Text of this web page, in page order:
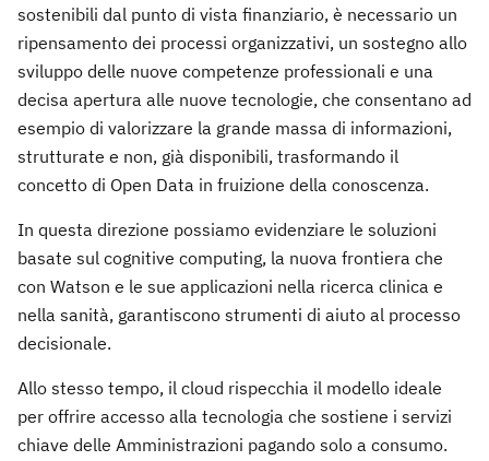
sostenibili dal punto di vista finanziario, è necessario un
ripensamento dei processi organizzativi, un sostegno allo
sviluppo delle nuove competenze professionali e una
decisa apertura alle nuove tecnologie, che consentano ad
esempio di valorizzare la grande massa di informazioni,
strutturate e non, già disponibili, trasformando il
concetto di Open Data in fruizione della conoscenza.
In questa direzione possiamo evidenziare le soluzioni
basate sul cognitive computing, la nuova frontiera che
con Watson e le sue applicazioni nella ricerca clinica e
nella sanità, garantiscono strumenti di aiuto al processo
decisionale.
Allo stesso tempo, il cloud rispecchia il modello ideale
per offrire accesso alla tecnologia che sostiene i servizi
chiave delle Amministrazioni pagando solo a consumo.